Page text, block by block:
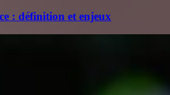
: définition et enjeux